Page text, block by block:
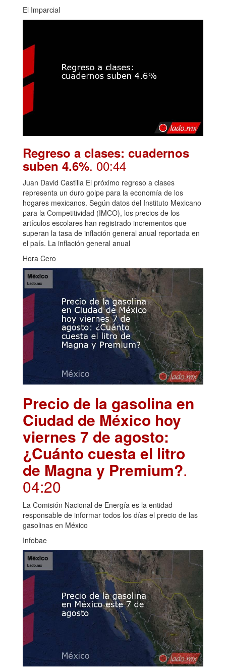
El Imparcial
Regreso a clases: cuadernos
suben 4.6%. 00:44
Juan David Castilla El próximo regreso a clases
representa un duro golpe para la economía de los
hogares mexicanos. Según datos del Instituto Mexicano
para la Competitividad (IMCO), los precios de los
artículos escolares han registrado incrementos que
superan la tasa de inflación general anual reportada en
el país. La inflación general anual
Hora Cero
Precio de la gasolina en
Ciudad de México hoy
viernes 7 de agosto:
¿Cuánto cuesta el litro
de Magna y Premium?.
04:20
La Comisión Nacional de Energía es la entidad
responsable de informar todos los días el precio de las
gasolinas en México
Infobae